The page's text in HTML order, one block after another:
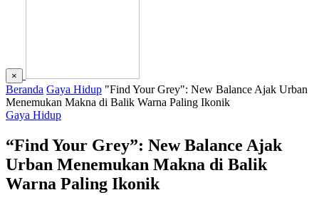
×
Beranda Gaya Hidup "Find Your Grey": New Balance Ajak Urban
Menemukan Makna di Balik Warna Paling Ikonik
Gaya Hidup
“Find Your Grey”: New Balance Ajak
Urban Menemukan Makna di Balik
Warna Paling Ikonik